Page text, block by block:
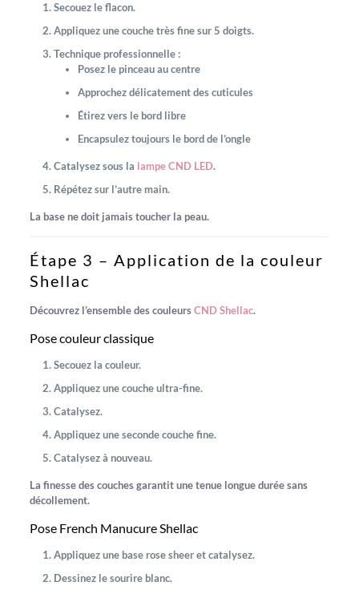
Secouez le flacon.
Appliquez une couche très fine sur 5 doigts.
Technique professionnelle :
Posez le pinceau au centre
Approchez délicatement des cuticules
Étirez vers le bord libre
Encapsulez toujours le bord de l’ongle
Catalysez sous la lampe CND LED.
Répétez sur l’autre main.
La base ne doit jamais toucher la peau.
Étape 3 – Application de la couleur
Shellac
Découvrez l’ensemble des couleursCND Shellac.
Pose couleur classique
Secouez la couleur.
Appliquez une couche ultra-fine.
Catalysez.
Appliquez une seconde couche fine.
Catalysez à nouveau.
La finesse des couches garantit une tenue longue durée sans
décollement.
Pose French Manucure Shellac
Appliquez une base rose sheer et catalysez.
Dessinez le sourire blanc.